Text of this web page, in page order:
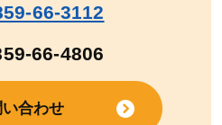
66-3112
66-4806
い合わせ